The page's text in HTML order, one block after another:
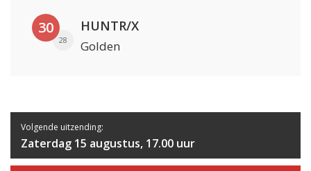
30
28
HUNTR/X
Golden
Volgende uitzending:
Zaterdag 15 augustus, 17.00 uur